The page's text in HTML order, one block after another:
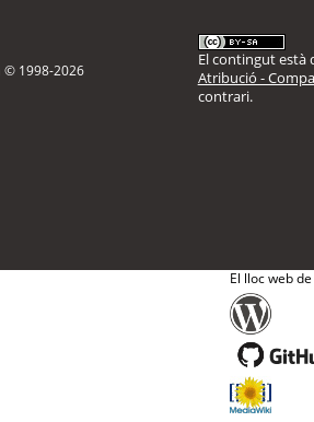
© 1998-2026
El contingut està
Atribució -
contrari.
El lloc web